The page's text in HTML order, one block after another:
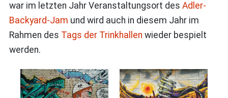
war im letzten Jahr Veranstaltungsort des Adler-
Backyard-Jam und wird auch in diesem Jahr im
Rahmen des Tags der Trinkhallen wieder bespielt
werden.